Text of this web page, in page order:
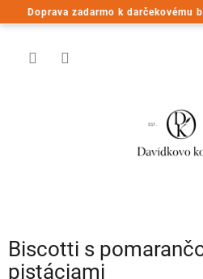
Doprava zadarmo k darčekovému
Prejsť
na
Biscotti s
pistáciami